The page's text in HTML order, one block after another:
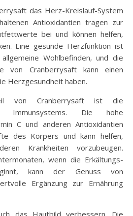
das Herz-Kreislauf-System
Antioxidantien tragen zur
bei und können helfen,
Eine gesunde Herzfunktion ist
Wohlbefinden, und die
von Cranberrysaft kann einen
Herzgesundheit haben.
von Cranberrysaft ist die
Immunsystems. Die hohe
C und anderen Antioxidantien
des Körpers und kann helfen,
Krankheiten vorzubeugen.
wenn die Erkältungs-
kann der Genuss von
Ergänzung zur Ernährung
das Hautbild verbessern. Die